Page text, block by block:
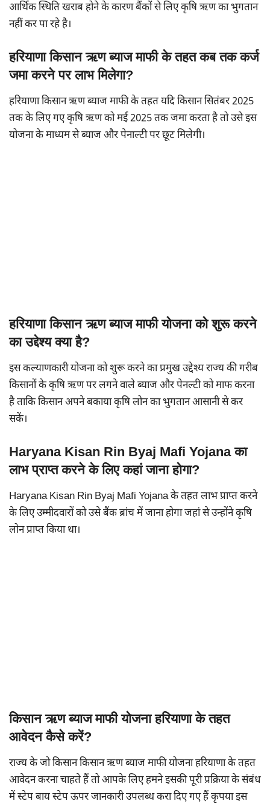
आर्थिक स्थिति खराब होने के कारण बैंकों से लिए कृषि ऋण का भुगतान
नहीं कर पा रहे है।
हरियाणा किसान ऋण ब्याज माफी के तहत कब तक कर्ज
जमा करने पर लाभ मिलेगा?
हरियाणा किसान ऋण ब्याज माफी के तहत यदि किसान सितंबर 2025
तक के लिए गए कृषि ऋण को मई 2025 तक जमा करता है तो उसे इस
योजना के माध्यम से ब्याज और पेनाल्टी पर छूट मिलेगी।
हरियाणा किसान ऋण ब्याज माफी योजना को शुरू करने
का उद्देश्य क्या है?
इस कल्याणकारी योजना को शुरू करने का प्रमुख उद्देश्य राज्य की गरीब
किसानों के कृषि ऋण पर लगने वाले ब्याज और पेनल्टी को माफ करना
है ताकि किसान अपने बकाया कृषि लोन का भुगतान आसानी से कर
सकें।
Haryana Kisan Rin Byaj Mafi Yojana का
लाभ प्राप्त करने के लिए कहां जाना होगा?
Haryana Kisan Rin Byaj Mafi Yojana के तहत लाभ प्राप्त करने
के लिए उम्मीदवारों को उसे बैंक ब्रांच में जाना होगा जहां से उन्होंने कृषि
लोन प्राप्त किया था।
किसान ऋण ब्याज माफी योजना हरियाणा के तहत
आवेदन कैसे करें?
राज्य के जो किसान किसान ऋण ब्याज माफी योजना हरियाणा के तहत
आवेदन करना चाहते हैं तो आपके लिए हमने इसकी पूरी प्रक्रिया के संबंध
में स्टेप बाय स्टेप ऊपर जानकारी उपलब्ध करा दिए गए हैं कृपया इस